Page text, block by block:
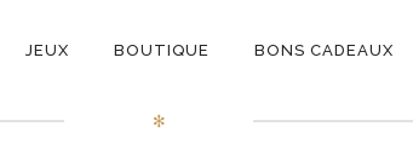
JEUX BOUTIQUE BONS CADEAUX
Marabout
✻